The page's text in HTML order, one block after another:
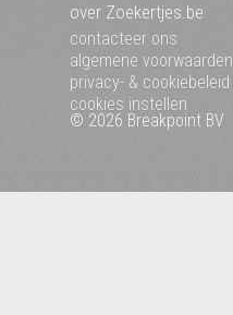
over Zoekertjes.be
contacteer ons
algemene voorwaarden
privacy- & cookiebeleid
cookies instellen
© 2026 Breakpoint BV